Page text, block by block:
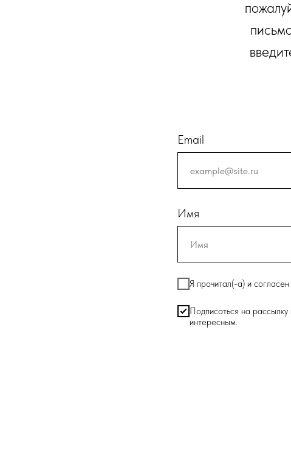
Email
Имя
Я прочитал(-а) и
Подписаться на
интересным.